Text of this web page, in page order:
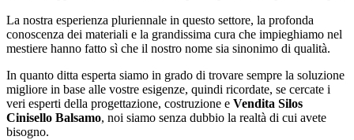
La nostra esperienza pluriennale in questo settore, la profonda
conoscenza dei materiali e la grandissima cura che impieghiamo nel
mestiere hanno fatto sì che il nostro nome sia sinonimo di qualità.
In quanto ditta esperta siamo in grado di trovare sempre la soluzione
migliore in base alle vostre esigenze, quindi ricordate, se cercate i
veri esperti della progettazione, costruzione e Vendita Silos
Cinisello Balsamo, noi siamo senza dubbio la realtà di cui avete
bisogno.